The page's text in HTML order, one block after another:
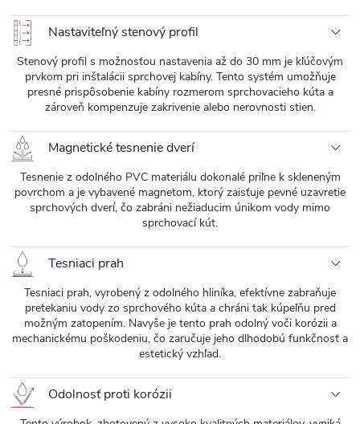
Nastaviteľný stenový profil
Stenový profil s možnosťou nastavenia až do 30 mm je kľúčovým
prvkom pri inštalácii sprchovej kabíny. Tento systém umožňuje
presné prispôsobenie kabíny rozmerom sprchovacieho kúta a
zároveň kompenzuje zakrivenie alebo nerovnosti stien.
Magnetické tesnenie dverí
Tesnenie z odolného PVC materiálu dokonalé priľne k skleneným
povrchom a je vybavené magnetom, ktorý zaisťuje pevné uzavretie
sprchových dverí, čo zabráni nežiaducim únikom vody mimo
sprchovací kút.
Tesniaci prah
Tesniaci prah, vyrobený z odolného hliníka, efektívne zabraňuje
pretekaniu vody zo sprchového kúta a chráni tak kúpeľňu pred
možným zatopením. Navyše je tento prah odolný voči korózii a
mechanickému poškodeniu, čo zaručuje jeho dlhodobú funkčnosť a
estetický vzhľad.
Odolnosť proti korózii